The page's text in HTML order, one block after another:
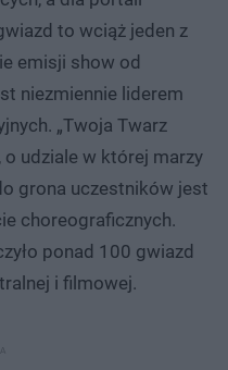
to wciąż jeden z
emisji show od
niezmiennie liderem
„Twoja Twarz
udziale w której marzy
grona uczestników jest
choreograficznych.
ponad 100 gwiazd
i filmowej.